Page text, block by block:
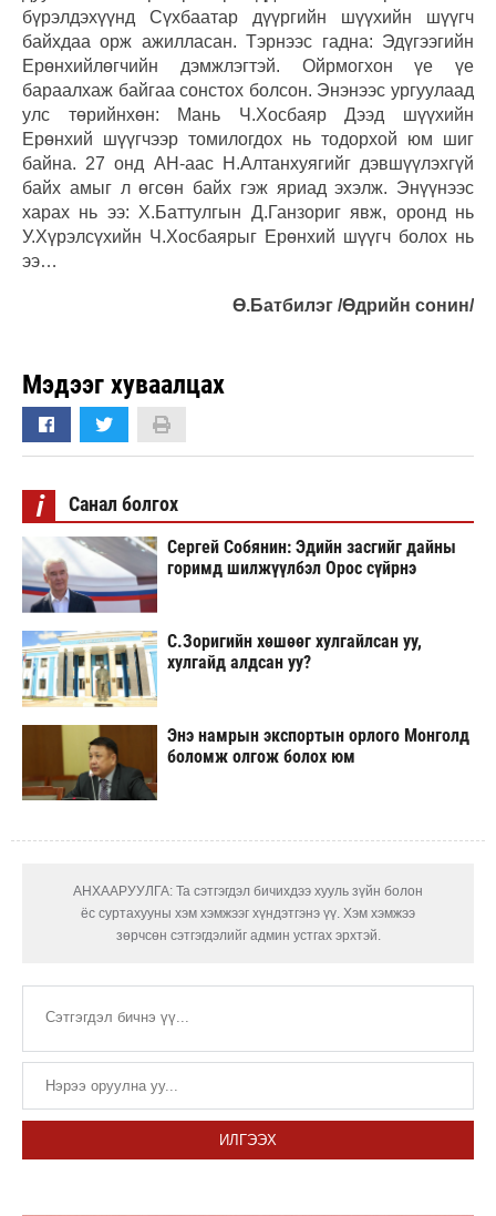
бүрэлдэхүүнд Сүхбаатар дүүргийн шүүхийн шүүгч
байхдаа орж ажилласан. Тэрнээс гадна: Эдүгээгийн
Ерөнхийлөгчийн дэмжлэгтэй. Ойрмогхон үе үе
бараалхаж байгаа сонстох болсон. Энэнээс ургуулаад
улс төрийнхөн: Мань Ч.Хосбаяр Дээд шүүхийн
Ерөнхий шүүгчээр томилогдох нь тодорхой юм шиг
байна. 27 онд АН-аас Н.Алтанхуягийг дэвшүүлэхгүй
байх амыг л өгсөн байх гэж яриад эхэлж. Энүүнээс
харах нь ээ: Х.Баттулгын Д.Ганзориг явж, оронд нь
У.Хүрэлсүхийн Ч.Хосбаярыг Ерөнхий шүүгч болох нь
ээ…
Ө.Батбилэг /Өдрийн сонин/
Мэдээг хуваалцах
i Санал болгох
Сергей Собянин: Эдийн засгийг дайны
горимд шилжүүлбэл Орос сүйрнэ
С.Зоригийн хөшөөг хулгайлсан уу,
хулгайд алдсан уу?
Энэ намрын экспортын орлого Монголд
боломж олгож болох юм
АНХААРУУЛГА: Та сэтгэгдэл бичихдээ хууль зүйн болон
ёс суртахууны хэм хэмжээг хүндэтгэнэ үү. Хэм хэмжээ
зөрчсөн сэтгэгдэлийг админ устгах эрхтэй.
ИЛГЭЭХ